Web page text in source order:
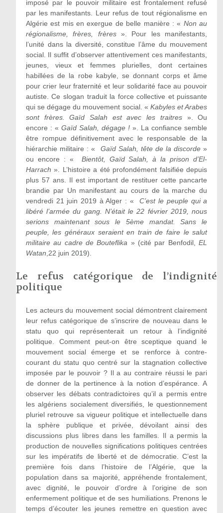
imposé par le pouvoir militaire est frontalement refusé
par les manifestants. Leur refus de tout régionalisme en
Algérie est mis en exergue de belle manière : « Non au
régionalisme, frères, frères». Pour les manifestants,
l’unité dans la diversité, constitue l’âme du mouvement
social. Il suffit d’observer attentivement ces manifestants,
jeunes, vieux et femmes plurielles, dont certaines
habillées de la robe kabyle, se donnant corps et âme
pour crier leur fraternité et leur solidarité face au pouvoir
autiste. Ce slogan traduit la force collective et puissante
qui se dégage du mouvement social. « Kabyles et Arabes
sont frères. Gaïd Salah est avec les traitres». Ou
encore : « Gaïd Salah, dégage ! ». La confiance semble
être rompue définitivement avec le responsable de la
hiérarchie militaire : « Gaïd Salah, tête de la discorde »
ou encore : « Bientôt, Gaïd Salah, à la prison d’El-
Harrach». L’histoire a été profondément falsifiée depuis
plus 57 ans. Il est important de restituer cette pancarte
brandie par Un manifestant au cours de la marche du
vendredi 21 juin 2019 à Alger : «C’est le peuple qui a
libéré l’armée du gang. N’était le 22 février 2019, nous
serions maintenant sous le 5ème mandat. Sans le
peuple, les généraux seraient en train de faire le salut
militaire au cadre de Bouteflika » (cité par Benfodil,EL
Watan ,22 juin 2019).
Le refus catégorique de l’indignité
politique
Les acteurs du mouvement social démontrent clairement
leur refus catégorique de s’inscrire de nouveau dans le
statu quo qui représenterait un retour à l’indignité
politique. Comment peut-on être sceptique quand le
mouvement social émerge et se renforce à contre-
courant du statu quo centré sur la stagnation collective
imposée par le pouvoir ? Il a au contraire réussi le pari
de donner de la pertinence à la notion d’espérance. A
observer les débats contradictoires qu’il a permis entre
les algériens socialement diversifiés, le questionnement
pluriel retrouve sa vigueur politique et intellectuelle dans
la sphère publique et privée, dévoilant ainsi des
discussions plus libres dans les familles. Il a permis la
production de nouvelles significations politiques centrées
sur les impératifs de liberté et de démocratie. C’est la
première fois dans l’histoire de l’Algérie, que la
population dans sa majorité, appréhende frontalement,
avec dignité, le pouvoir d’ordre à l’origine de son
enfermement politique et de ses humiliations. Prenons le
temps d’écouter les jeunes remettre en question avec